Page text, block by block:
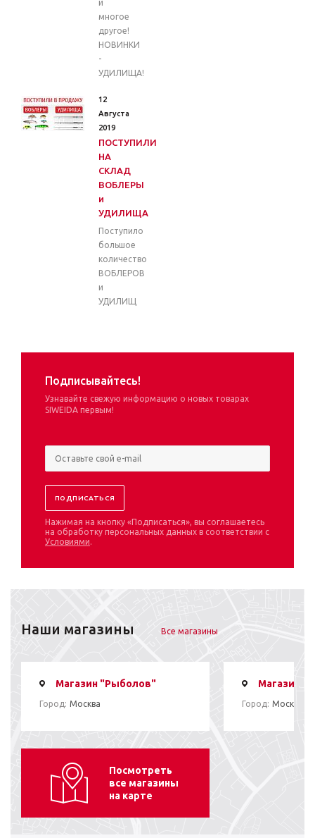
и
многое
другое!
НОВИНКИ
-
УДИЛИЩА!
12
Августа
2019
ПОСТУПИЛИ
НА
СКЛАД
ВОБЛЕРЫ
и
УДИЛИЩА
Поступило
большое
количество
ВОБЛЕРОВ
и
УДИЛИЩ
Подписывайтесь!
Узнавайте свежую информацию о новых товарах
SIWEIDA первым!
Нажимая на кнопку «Подписаться», вы соглашаетесь
на обработку персональных данных в соответствии с
Условиями.
Наши магазины Все магазины
Магазин "Рыболов"
Город: Москва
Магазин
Город: Москва
Посмотреть
все магазины
на карте